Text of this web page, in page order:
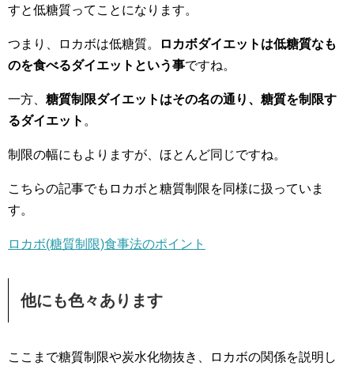
すと低糖質ってことになります。
つまり、ロカボは低糖質。
ロカボダイエットは低糖質なも
のを食べるダイエットという事ですね。
一方、 糖質制限ダイエットはその名の通り、糖質を制限す
るダイエット 。
制限の幅にもよりますが、ほとんど同じですね。
こちらの記事でもロカボと糖質制限を同様に扱っていま
す。
ロカボ(糖質制限)食事法のポイント
他にも色々あります
ここまで糖質制限や炭水化物抜き、ロカボの関係を説明し